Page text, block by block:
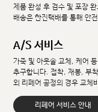
제품 완성 후 검수 및 포장
배송은 한진택배를 통해 안
A/S 서비스
가죽 및 아웃솔 교체, 케어
추구합니다. 접착, 재봉, 부
외 리페어 공정의 경우 교체
리페어 서비스 안내